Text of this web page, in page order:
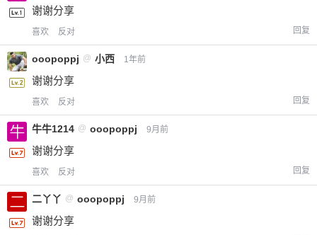
谢谢分享
喜欢 反对 回复
ooopoppj @ 小西 1年前
谢谢分享
喜欢 反对 回复
牛牛1214 @ ooopoppj 9月前
谢谢分享
喜欢 反对 回复
二丫丫 @ ooopoppj 9月前
谢谢分享